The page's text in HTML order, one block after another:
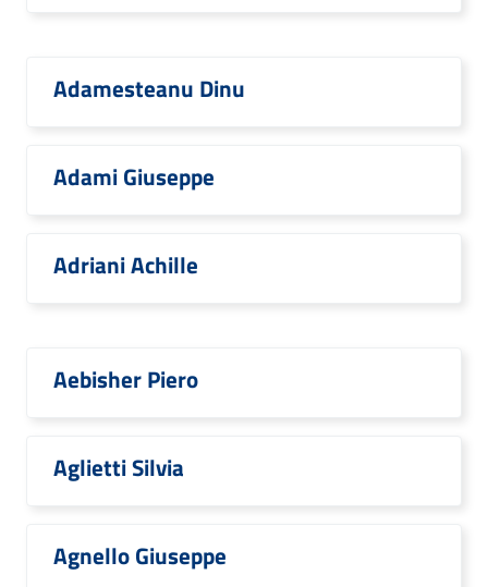
Adamesteanu Dinu
Adami Giuseppe
Adriani Achille
Aebisher Piero
Aglietti Silvia
Agnello Giuseppe